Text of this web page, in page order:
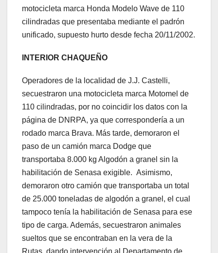
motocicleta marca Honda Modelo Wave de 110
cilindradas que presentaba mediante el padrón
unificado, supuesto hurto desde fecha 20/11/2002.
INTERIOR CHAQUEÑO
Operadores de la localidad de J.J. Castelli,
secuestraron una motocicleta marca Motomel de
110 cilindradas, por no coincidir los datos con la
página de DNRPA, ya que correspondería a un
rodado marca Brava. Más tarde, demoraron el
paso de un camión marca Dodge que
transportaba 8.000 kg Algodón a granel sin la
habilitación de Senasa exigible. Asimismo,
demoraron otro camión que transportaba un total
de 25.000 toneladas de algodón a granel, el cual
tampoco tenía la habilitación de Senasa para ese
tipo de carga. Además, secuestraron animales
sueltos que se encontraban en la vera de la
Rutas, dando intervención al Departamento de